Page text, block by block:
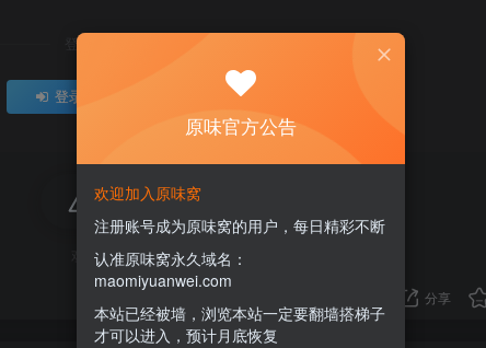
登录后继续查看
登录
评分
欢迎为Ta评分
分享
原味官方公告
欢迎加入原味窝
注册账号成为原味窝的用户，每日精彩不断
认准原味窝永久域名：
maomiyuanwei.com
本站已经被墙，浏览本站一定要翻墙搭梯子
才可以进入，预计月底恢复